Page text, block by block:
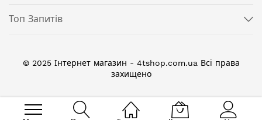
Топ Запитів
© 2025 Інтернет магазин - 4tshop.com.ua Всі права
захищено